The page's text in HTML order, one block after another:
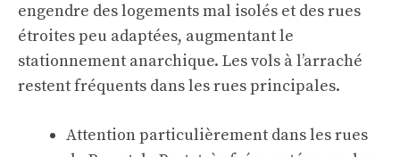
engendre des logements mal isolés et des rues
étroites peu adaptées, augmentant le
stationnement anarchique. Les vols à l’arraché
restent fréquents dans les rues principales.
Attention particulièrement dans les rues